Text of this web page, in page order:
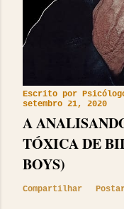
Escrito por
setembro 21, 2020
A
TÓXICA DE
BOYS)
Compartilhar